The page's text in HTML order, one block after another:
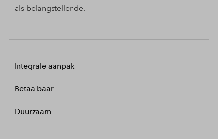
als belangstellende.
Integrale aanpak
Betaalbaar
Duurzaam